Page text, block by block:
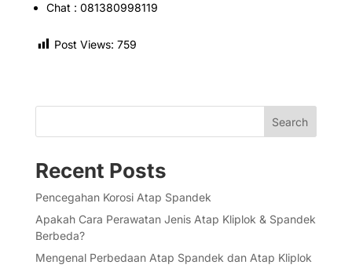
Chat : 081380998119
Post Views: 759
Search
Recent Posts
Pencegahan Korosi Atap Spandek
Apakah Cara Perawatan Jenis Atap Kliplok & Spandek
Berbeda?
Mengenal Perbedaan Atap Spandek dan Atap Kliplok